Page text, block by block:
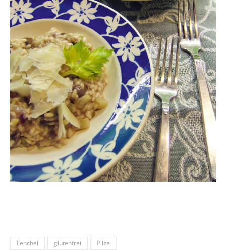
Fenchel glutenfrei Pilze